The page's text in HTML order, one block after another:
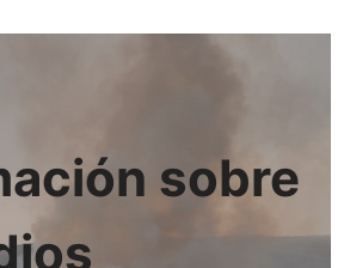
sobre